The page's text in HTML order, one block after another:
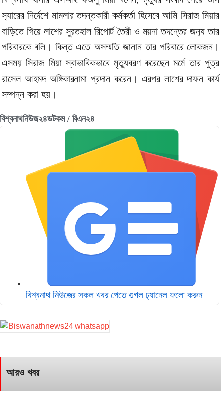
স‌্যারের নির্দেশে মামলার তদন্তকারী কর্মকর্তা হিসেবে আমি সিরাজ মিয়ার
বাড়িতে গিয়ে লাশের সুরতহাল রিপোর্ট তৈরী ও ময়না তদন্তের জন‌্য তার
পরিবারকে বলি। কিন্ত এতে অসম্মতি জানান তার পরিবারে লোকজন।
এসময় সিরাজ মিয়া স্বাভাবিকভাবে মৃত‌্যুবরণ করেছেন মর্মে তার পুত্র
রাসেল আহমদ অঙ্গিকারনামা প্রদান করেন। এরপর লাশের দাফন কার্য
সম্পন্ন করা হয়।
বিশ্বনাথনিউজ২৪ডটকম / বিএন২৪
বিশ্বনাথ নিউজের সকল খবর পেতে গুগল চ‌্যানেল ফলো করুন
আরও খবর